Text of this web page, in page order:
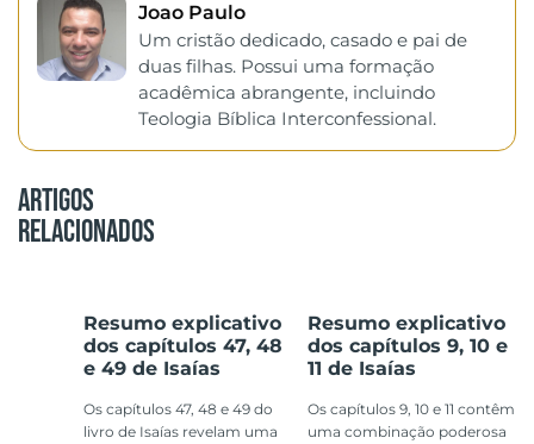
Joao Paulo
Um cristão dedicado, casado e pai de
duas filhas. Possui uma formação
acadêmica abrangente, incluindo
Teologia Bíblica Interconfessional.
Artigos
Relacionados
Resumo explicativo
dos capítulos 47, 48
e 49 de Isaías
Os capítulos 47, 48 e 49 do
livro de Isaías revelam uma
Resumo explicativo
dos capítulos 9, 10 e
11 de Isaías
Os capítulos 9, 10 e 11 contêm
uma combinação poderosa